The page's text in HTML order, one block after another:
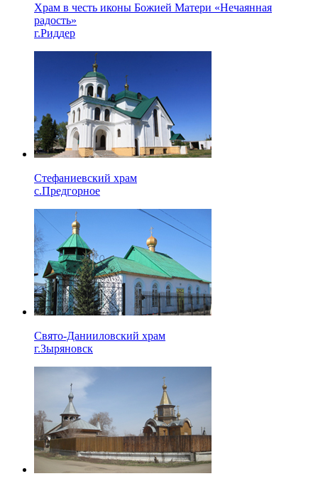
Храм в честь иконы Божией Матери «Нечаянная
радость»
г.Риддер
Стефаниевский храм
с.Предгорное
Свято-Данииловский храм
г.Зыряновск